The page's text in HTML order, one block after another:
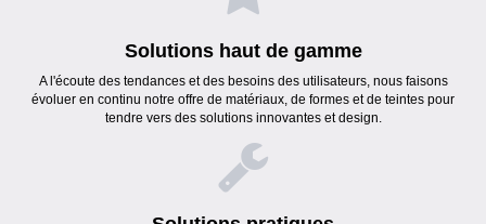
Solutions haut de gamme
A l'écoute des tendances et des besoins des utilisateurs, nous faisons
évoluer en continu notre offre de matériaux, de formes et de teintes pour
tendre vers des solutions innovantes et design.